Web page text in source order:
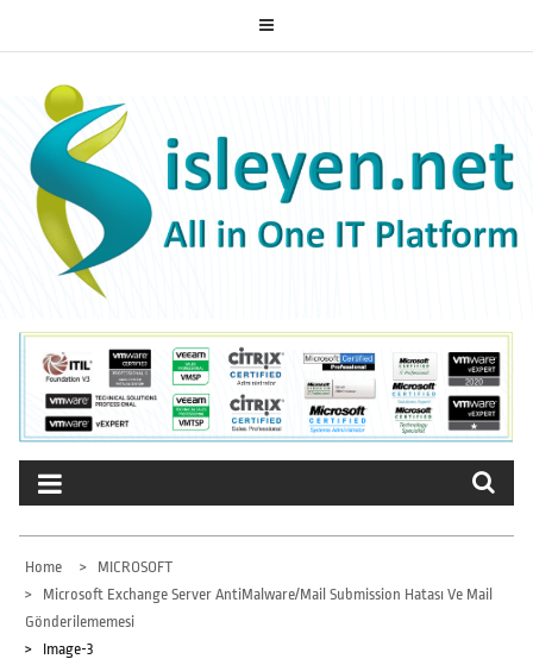
to
ISLEYEN.NET
All-in-One IT Platform
Home
MICROSOFT
Microsoft Exchange Server AntiMalware/Mail Submission Hatası Ve Mail
Gönderilememesi
Image-3